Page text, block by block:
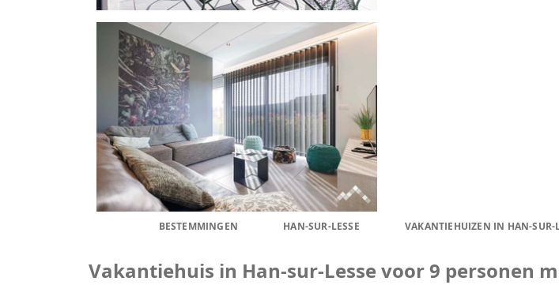
BESTEMMINGEN HAN-SUR-LESSE VAKANTIEHUIZEN IN HAN-SUR-
Vakantiehuis in Han-sur-Lesse voor 9 personen